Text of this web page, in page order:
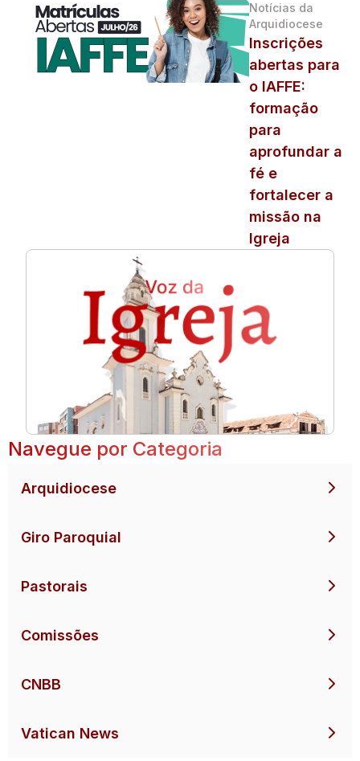
Notícias da
Arquidiocese
Inscrições
abertas para
o IAFFE:
formação
para
aprofundar a
fé e
fortalecer a
missão na
Igreja
Navegue por Categoria
Arquidiocese
Giro Paroquial
Pastorais
Comissões
CNBB
Vatican News